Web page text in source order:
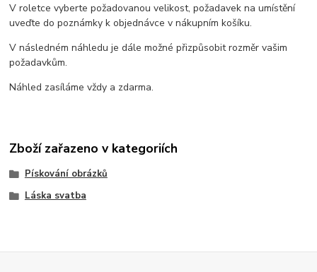
V roletce vyberte požadovanou velikost, požadavek na umístění
uveďte do poznámky k objednávce v nákupním košíku.
V následném náhledu je dále možné přizpůsobit rozměr vašim
požadavkům.
Náhled zasíláme vždy a zdarma.
Zboží zařazeno v kategoriích
Pískování obrázků
Láska svatba